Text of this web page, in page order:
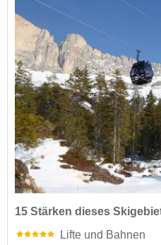
15 Stärken dieses
Lifte und Bahnen